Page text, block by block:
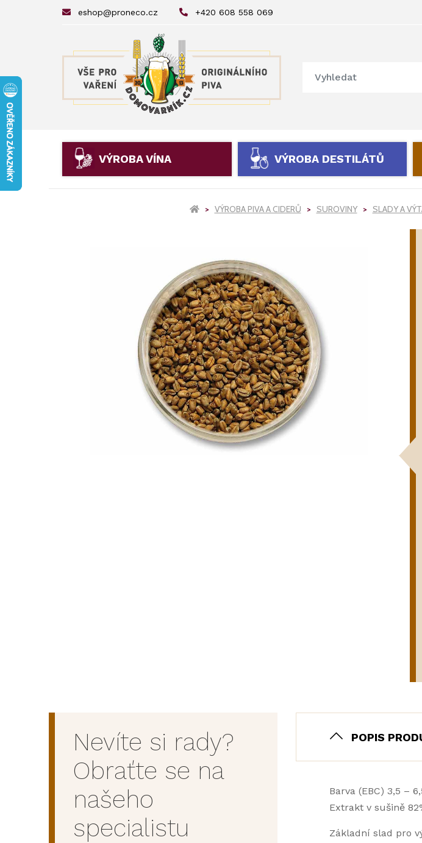
eshop@proneco.cz +420 608 558 069
VÝROBA VÍNA VÝROBA DESTILÁTŮ
VÝROBA PIVA A CIDERŮ SUROVINY SLADY A
Nevíte si rady?
Obraťte se na
našeho
specialistu
POPIS
Barva (EBC) 3,5 –
Extrakt v sušině
Základní slad pro